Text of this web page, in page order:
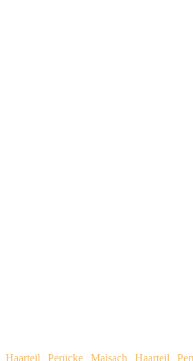
Haarteil Perücke Maisach
Haarteil